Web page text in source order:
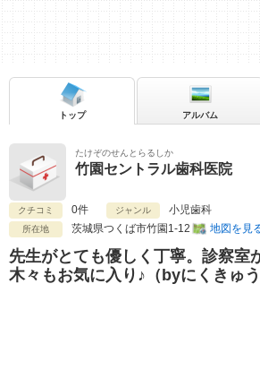
たけぞのせんとらるしか
竹園セントラル歯科医院
クチコミ 0件 ジャンル 小児歯科
所在地 茨城県つくば市竹園1-12 地図を見
トップ アルバム
先生がとても優しく丁寧。診察室
木々もお気に入り♪（byにくきゅう